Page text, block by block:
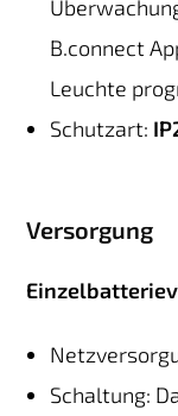
B.connect
Leuchte
Schutzart:
Versorgung
Schaltung: